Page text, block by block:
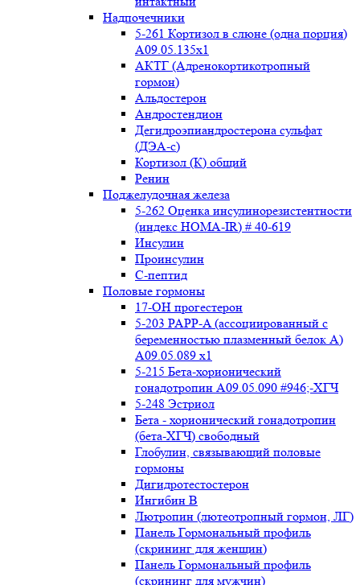
Надпочечники
5-261 Кортизол в слюне (одна порция)
A09.05.135x1
АКТГ (Адренокортикотропный
гормон)
Альдостерон
Андростендион
Дегидроэпиандростерона сульфат
(ДЭА-с)
Кортизол (К) общий
Ренин
Поджелудочная железа
5-262 Оценка инсулинорезистентности
(индекс HOMA-IR) # 40-619
Инсулин
Проинсулин
С-пептид
Половые гормоны
17-ОН прогестерон
5-203 PAPP-A (ассоциированный с
беременностью плазменный белок А)
А09.05.089 x1
5-215 Бета-хорионический
гонадотропин А09.05.090 #946;-ХГЧ
5-248 Эстриол
Бета - хорионический гонадотропин
(бета-ХГЧ) свободный
Глобулин, связывающий половые
гормоны
Дигидротестостерон
Ингибин В
Лютропин (лютеотропный гормон, ЛГ)
Панель Гормональный профиль
(скрининг для женщин)
Панель Гормональный профиль
(скрининг для мужчин)